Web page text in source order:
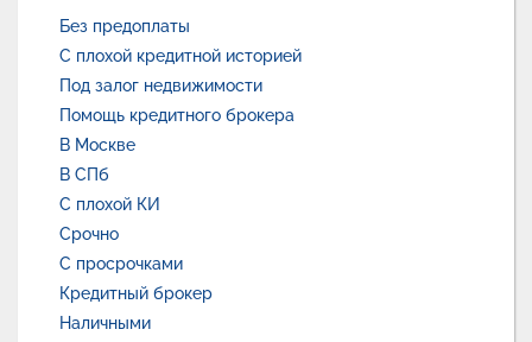
Без предоплаты
С плохой кредитной историей
Под залог недвижимости
Помощь кредитного брокера
В Москве
В СПб
С плохой КИ
Срочно
С просрочками
Кредитный брокер
Наличными